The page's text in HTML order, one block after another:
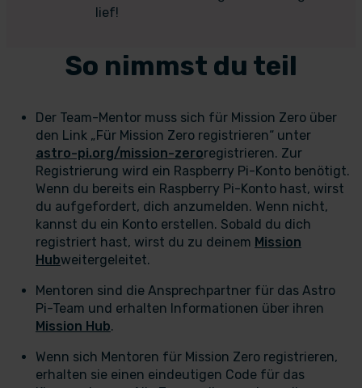
lief!
So nimmst du teil
Der Team-Mentor muss sich für Mission Zero über
den Link „Für Mission Zero registrieren“ unter
astro-pi.org/mission-zeroregistrieren. Zur
Registrierung wird ein Raspberry Pi-Konto benötigt.
Wenn du bereits ein Raspberry Pi-Konto hast, wirst
du aufgefordert, dich anzumelden. Wenn nicht,
kannst du ein Konto erstellen. Sobald du dich
registriert hast, wirst du zu deinem Mission
Hubweitergeleitet.
Mentoren sind die Ansprechpartner für das Astro
Pi-Team und erhalten Informationen über ihren
Mission Hub.
Wenn sich Mentoren für Mission Zero registrieren,
erhalten sie einen eindeutigen Code für das